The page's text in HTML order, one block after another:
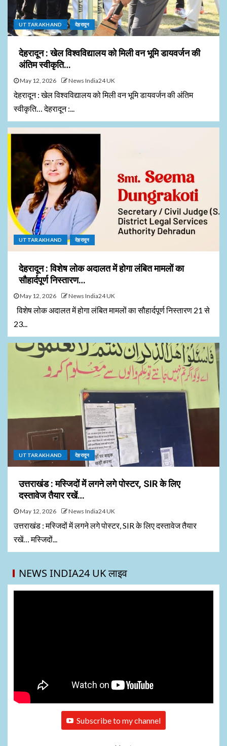
UTTARAKHAND देहरादून
देहरादून : खेल विश्वविद्यालय को मिली वन भूमि डायवर्जन की
अंतिम स्वीकृति…
May 12, 2026 News India24 UK
देहरादून : खेल विश्वविद्यालय को मिली वन भूमि डायवर्जन की अंतिम
स्वीकृति… देहरादून :...
UTTARAKHAND देहरादून
देहरादून : विशेष लोक अदालत में होगा लंबित मामलों का
सौहार्दपूर्ण निस्तारण…
May 12, 2026 News India24 UK
विशेष लोक अदालत में होगा लंबित मामलों का सौहार्दपूर्ण निस्तारण 21 से
23...
UTTARAKHAND देहरादून
उत्तराखंड : मस्जिदों में लगने लगे पोस्टर, SIR के लिए
दस्तावेज तैयार रखें…
May 12, 2026 News India24 UK
उत्तराखंड : मस्जिदों में लगने लगे पोस्टर, SIR के लिए दस्तावेज तैयार
रखें… मस्जिदों...
NEWS INDIA24 UK लाइव
Subscribe to my channel